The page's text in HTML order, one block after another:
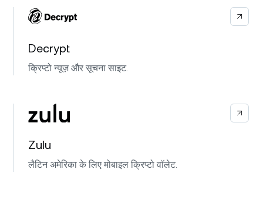
Decrypt
क्रिप्टो न्यूज़ और सूचना साइट.
Zulu
लैटिन अमेरिका के लिए मोबाइल क्रिप्टो वॉलेट.